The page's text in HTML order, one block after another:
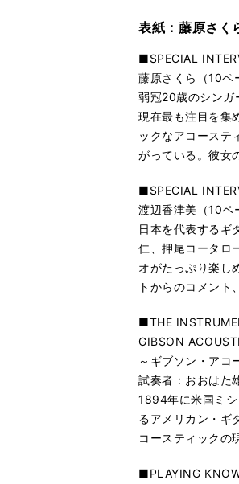
表紙：藤原さく
■SPECIAL
藤原さくら（10ペ
弱冠20歳のシンガ
現在最も注目を集
ックなアコーステ
がっている。彼女
■SPECIAL
渡辺香津美（10ペ
日本を代表する
仁、押尾コータロ
オがたっぷり楽し
トからのコメント
■THE
GIBSON
～ギブソン・ア
試奏者：おおはた
1894年に米国ミ
るアメリカン・ギ
コースティックの
■PLAYING